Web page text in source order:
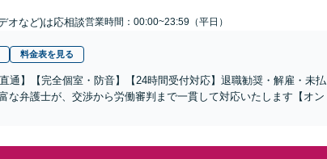
オなど)は応相談営業時間：00:00~23:59（平日）
料金表を見る
通】【完全個室・防音】【24時間受付対応】退職勧奨・解雇・未払
な弁護士が、交渉から労働審判まで一貫して対応いたします【オン